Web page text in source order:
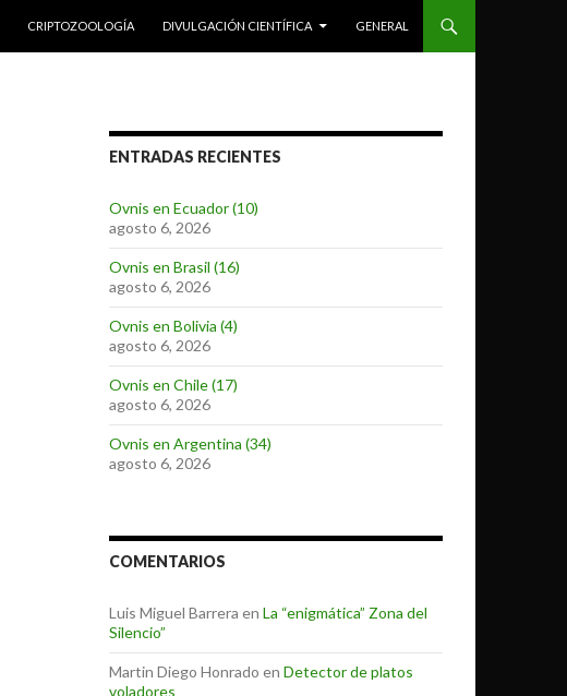
CRIPTOZOOLOGÍA DIVULGACIÓN CIENTÍFICA GENERAL
ENTRADAS RECIENTES
Ovnis en Ecuador (10)
agosto 6, 2026
Ovnis en Brasil (16)
agosto 6, 2026
Ovnis en Bolivia (4)
agosto 6, 2026
Ovnis en Chile (17)
agosto 6, 2026
Ovnis en Argentina (34)
agosto 6, 2026
COMENTARIOS
Luis Miguel Barrera en La “enigmática” Zona del
Silencio”
Martin Diego Honrado en Detector de platos
voladores